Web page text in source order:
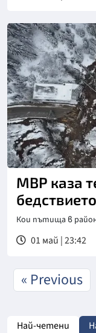
МВР каза
Кои пътища в
01 май | 23:42
« Previous
Най-четени